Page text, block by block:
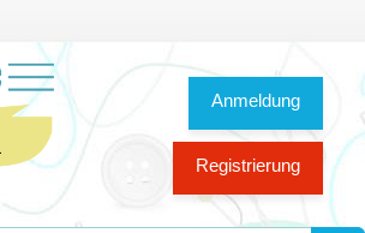
Anmeldung
Registrierung